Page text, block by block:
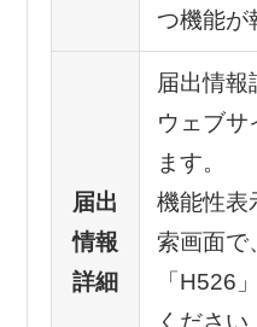
つ機能が
届出
情報
詳細
届出情報
ウェブサ
ます。
機能性表
索画面で
「H526
ください